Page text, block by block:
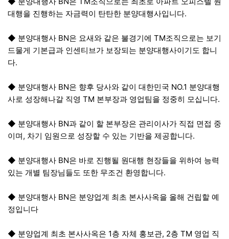
대행을 진행하는 자금력이 탄탄한 분양대행사입니다.
◆ 분양대행사 BN은 요새와 같은 불경기에 TM조직으로는 보기
드물게 기본급과 인센티브가 보장되는 분양대행사이기도 합니
다.
◆ 분양대행사 BN은 향후 당사와 같이 대한민국 NO.1 분양대행
사로 성장해나갈 직영 TM 본부장과 영업팀을 정중히 모십니다.
◆ 분양대행사 BN과 같이 할 본부장은 관리이사가 직접 면접 중
이며, 차기 임원으로 성장할 수 있는 기반을 제공합니다.
◆ 분양대행사 BN은 바로 진행될 원대행 현장들을 위하여 능력
있는 개별 팀장님들도 또한 무조건 환영합니다.
◆ 분양대행사 BN은 분양업계 최초 본사사옥을 올해 건립할 예
정입니다
◆ 분양업계 최초 본사사옥은 1층 자체 홍보관, 2층 TM 영업 직